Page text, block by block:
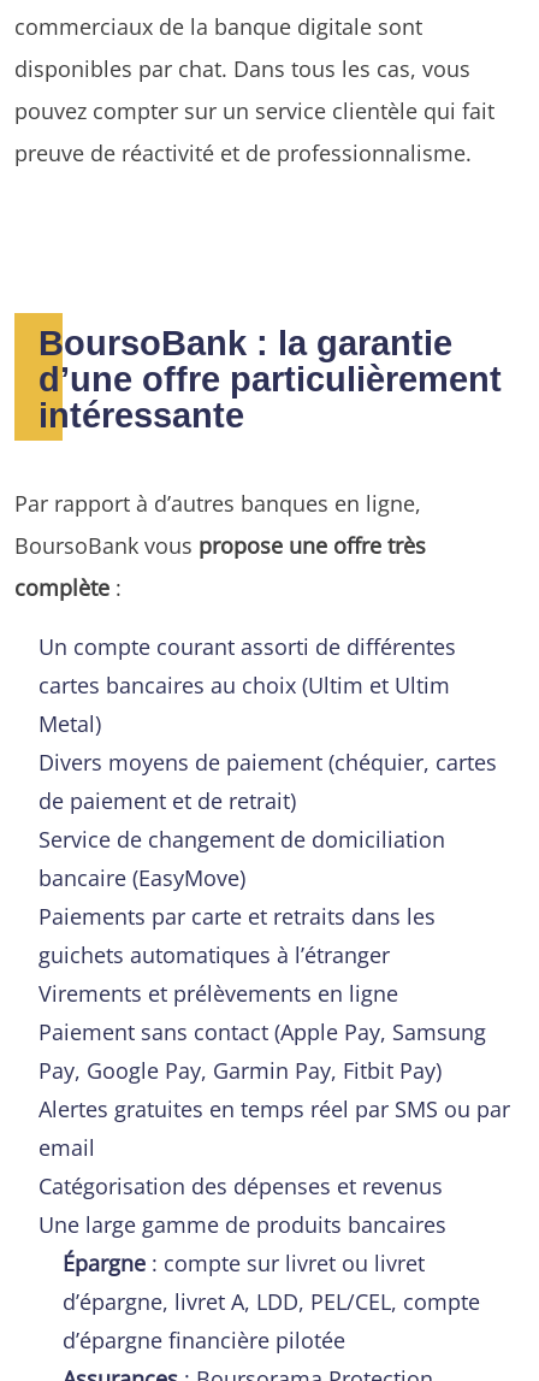
commerciaux de la banque digitale sont
disponibles par chat. Dans tous les cas, vous
pouvez compter sur un service clientèle qui fait
preuve de réactivité et de professionnalisme.
BoursoBank : la garantie
d’une offre particulièrement
intéressante
Par rapport à d’autres banques en ligne,
BoursoBank vous propose une offre très
complète :
Un compte courant assorti de différentes
cartes bancaires au choix (Ultim et Ultim
Metal)
Divers moyens de paiement (chéquier, cartes
de paiement et de retrait)
Service de changement de domiciliation
bancaire (EasyMove)
Paiements par carte et retraits dans les
guichets automatiques à l’étranger
Virements et prélèvements en ligne
Paiement sans contact (Apple Pay, Samsung
Pay, Google Pay, Garmin Pay, Fitbit Pay)
Alertes gratuites en temps réel par SMS ou par
email
Catégorisation des dépenses et revenus
Une large gamme de produits bancaires
Épargne : compte sur livret ou livret
d’épargne, livret A, LDD, PEL/CEL, compte
d’épargne financière pilotée